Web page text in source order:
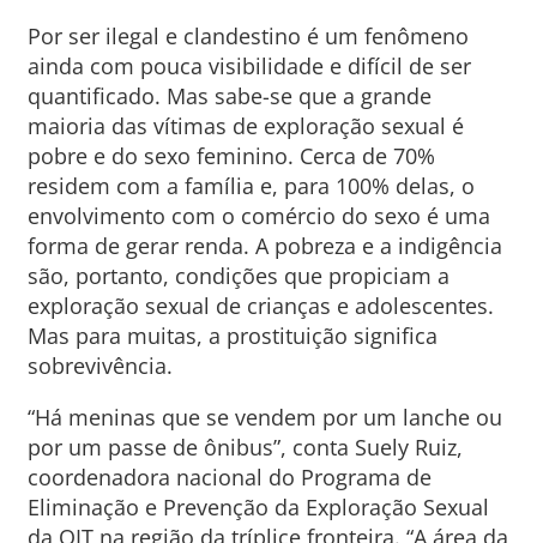
Por ser ilegal e clandestino é um fenômeno
ainda com pouca visibilidade e difícil de ser
quantificado. Mas sabe-se que a grande
maioria das vítimas de exploração sexual é
pobre e do sexo feminino. Cerca de 70%
residem com a família e, para 100% delas, o
envolvimento com o comércio do sexo é uma
forma de gerar renda. A pobreza e a indigência
são, portanto, condições que propiciam a
exploração sexual de crianças e adolescentes.
Mas para muitas, a prostituição significa
sobrevivência.
“Há meninas que se vendem por um lanche ou
por um passe de ônibus”, conta Suely Ruiz,
coordenadora nacional do Programa de
Eliminação e Prevenção da Exploração Sexual
da OIT na região da tríplice fronteira. “A área da